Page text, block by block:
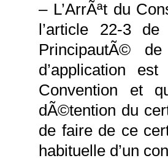
– L’ArrÃªt du
l’article 22-3
PrincipautÃ©
d’application
Convention et
dÃ©tention du
de faire de ce
habituelle d’un